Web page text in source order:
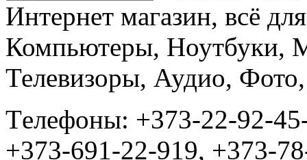
Интернет магазин, всё
Компьютеры, Ноутбуки,
Телевизоры, Аудио,
Tелефоны: +373-22-92-
+373-691-22-919, +373-